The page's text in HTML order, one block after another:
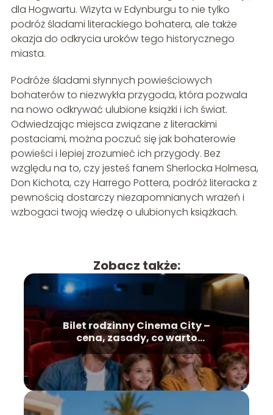
dla Hogwartu. Wizyta w Edynburgu to nie tylko
podróż śladami literackiego bohatera, ale także
okazja do odkrycia uroków tego historycznego
miasta.
Podróże śladami słynnych powieściowych
bohaterów to niezwykła przygoda, która pozwala
na nowo odkrywać ulubione książki i ich świat.
Odwiedzając miejsca związane z literackimi
postaciami, można poczuć się jak bohaterowie
powieści i lepiej zrozumieć ich przygody. Bez
względu na to, czy jesteś fanem Sherlocka Holmesa,
Don Kichota, czy Harrego Pottera, podróż literacka z
pewnością dostarczy niezapomnianych wrażeń i
wzbogaci twoją wiedzę o ulubionych książkach.
Zobacz także:
Bilet rodzinny Cinema City –
cena, zasady, co warto
wiedzieć?